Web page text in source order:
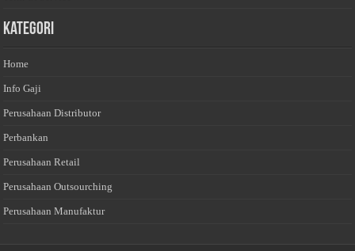
Kategori
Home
Info Gaji
Perusahaan Distributor
Perbankan
Perusahaan Retail
Perusahaan Outsourching
Perusahaan Manufaktur